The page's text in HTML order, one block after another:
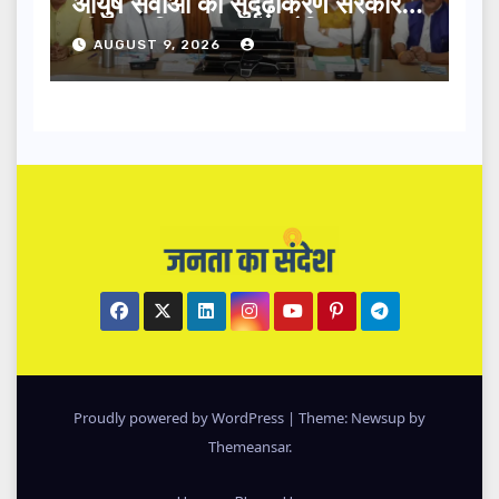
की प्राथमिकता: मदन कौशिक
AUGUST 9, 2026
Proudly powered by WordPress | Theme: Newsup by
Themeansar.